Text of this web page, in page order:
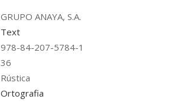
GRUPO ANAYA, S.A.
Text
978-84-207-5784-1
36
Rústica
Ortografia